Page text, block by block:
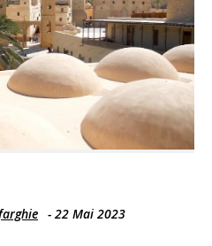
- 22 Mai 2023